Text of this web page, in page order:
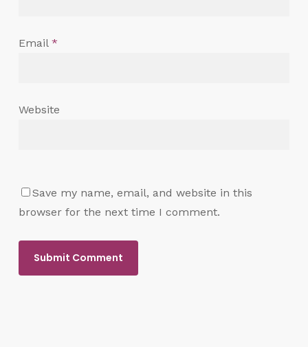
Email *
Website
Save my name, email, and website in this
browser for the next time I comment.